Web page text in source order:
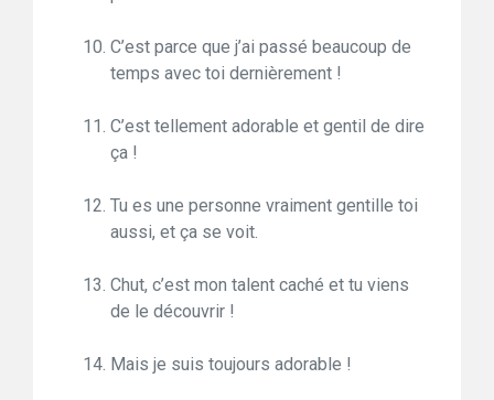
C’est parce que j’ai passé beaucoup de
temps avec toi dernièrement !
C’est tellement adorable et gentil de dire
ça !
Tu es une personne vraiment gentille toi
aussi, et ça se voit.
Chut, c’est mon talent caché et tu viens
de le découvrir !
Mais je suis toujours adorable !